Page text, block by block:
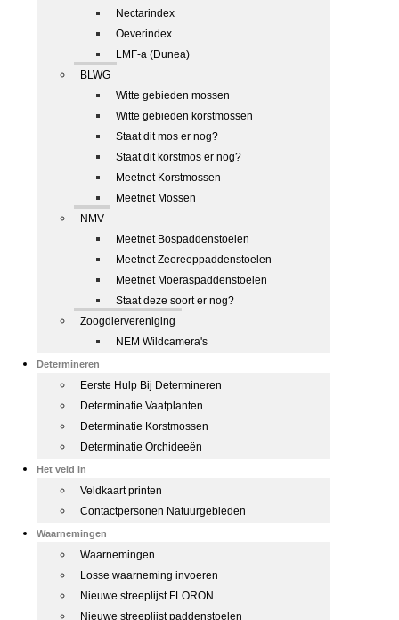
Nectarindex
Oeverindex
LMF-a (Dunea)
BLWG
Witte gebieden mossen
Witte gebieden korstmossen
Staat dit mos er nog?
Staat dit korstmos er nog?
Meetnet Korstmossen
Meetnet Mossen
NMV
Meetnet Bospaddenstoelen
Meetnet Zeereeppaddenstoelen
Meetnet Moeraspaddenstoelen
Staat deze soort er nog?
Zoogdiervereniging
NEM Wildcamera's
Determineren
Eerste Hulp Bij Determineren
Determinatie Vaatplanten
Determinatie Korstmossen
Determinatie Orchideeën
Het veld in
Veldkaart printen
Contactpersonen Natuurgebieden
Waarnemingen
Waarnemingen
Losse waarneming invoeren
Nieuwe streeplijst FLORON
Nieuwe streeplijst paddenstoelen